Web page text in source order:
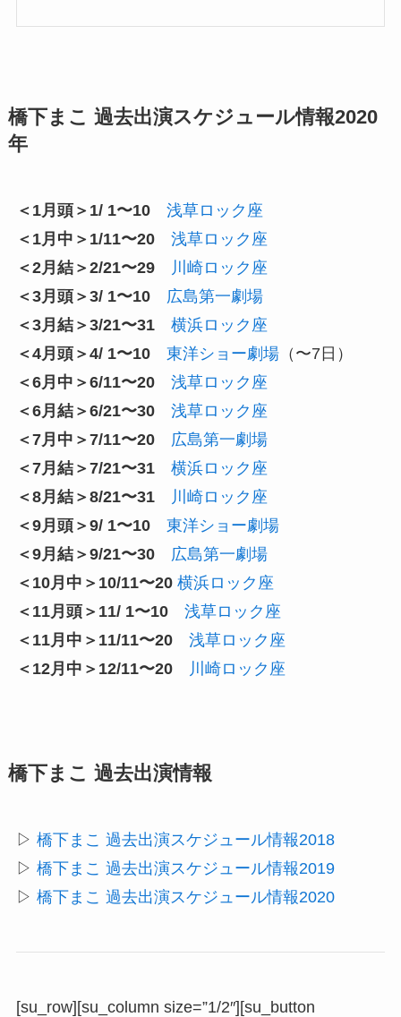
橋下まこ 過去出演スケジュール情報2020
年
＜1月頭＞1/ 1〜10
浅草ロック座
＜1月中＞1/11〜20
浅草ロック座
＜2月結＞2/21〜29
川崎ロック座
＜3月頭＞3/ 1〜10
広島第一劇場
＜3月結＞3/21〜31
横浜ロック座
＜4月頭＞4/ 1〜10
東洋ショー劇場（〜7日）
＜6月中＞6/11〜20
浅草ロック座
＜6月結＞6/21〜30
浅草ロック座
＜7月中＞7/11〜20
広島第一劇場
＜7月結＞7/21〜31
横浜ロック座
＜8月結＞8/21〜31
川崎ロック座
＜9月頭＞9/ 1〜10
東洋ショー劇場
＜9月結＞9/21〜30
広島第一劇場
＜10月中＞10/11〜20 横浜ロック座
＜11月頭＞11/ 1〜10
浅草ロック座
＜11月中＞11/11〜20
浅草ロック座
＜12月中＞12/11〜20
川崎ロック座
橋下まこ 過去出演情報
▷ 橋下まこ 過去出演スケジュール情報2018
▷ 橋下まこ 過去出演スケジュール情報2019
▷ 橋下まこ 過去出演スケジュール情報2020
[su_row][su_column size=”1/2″][su_button